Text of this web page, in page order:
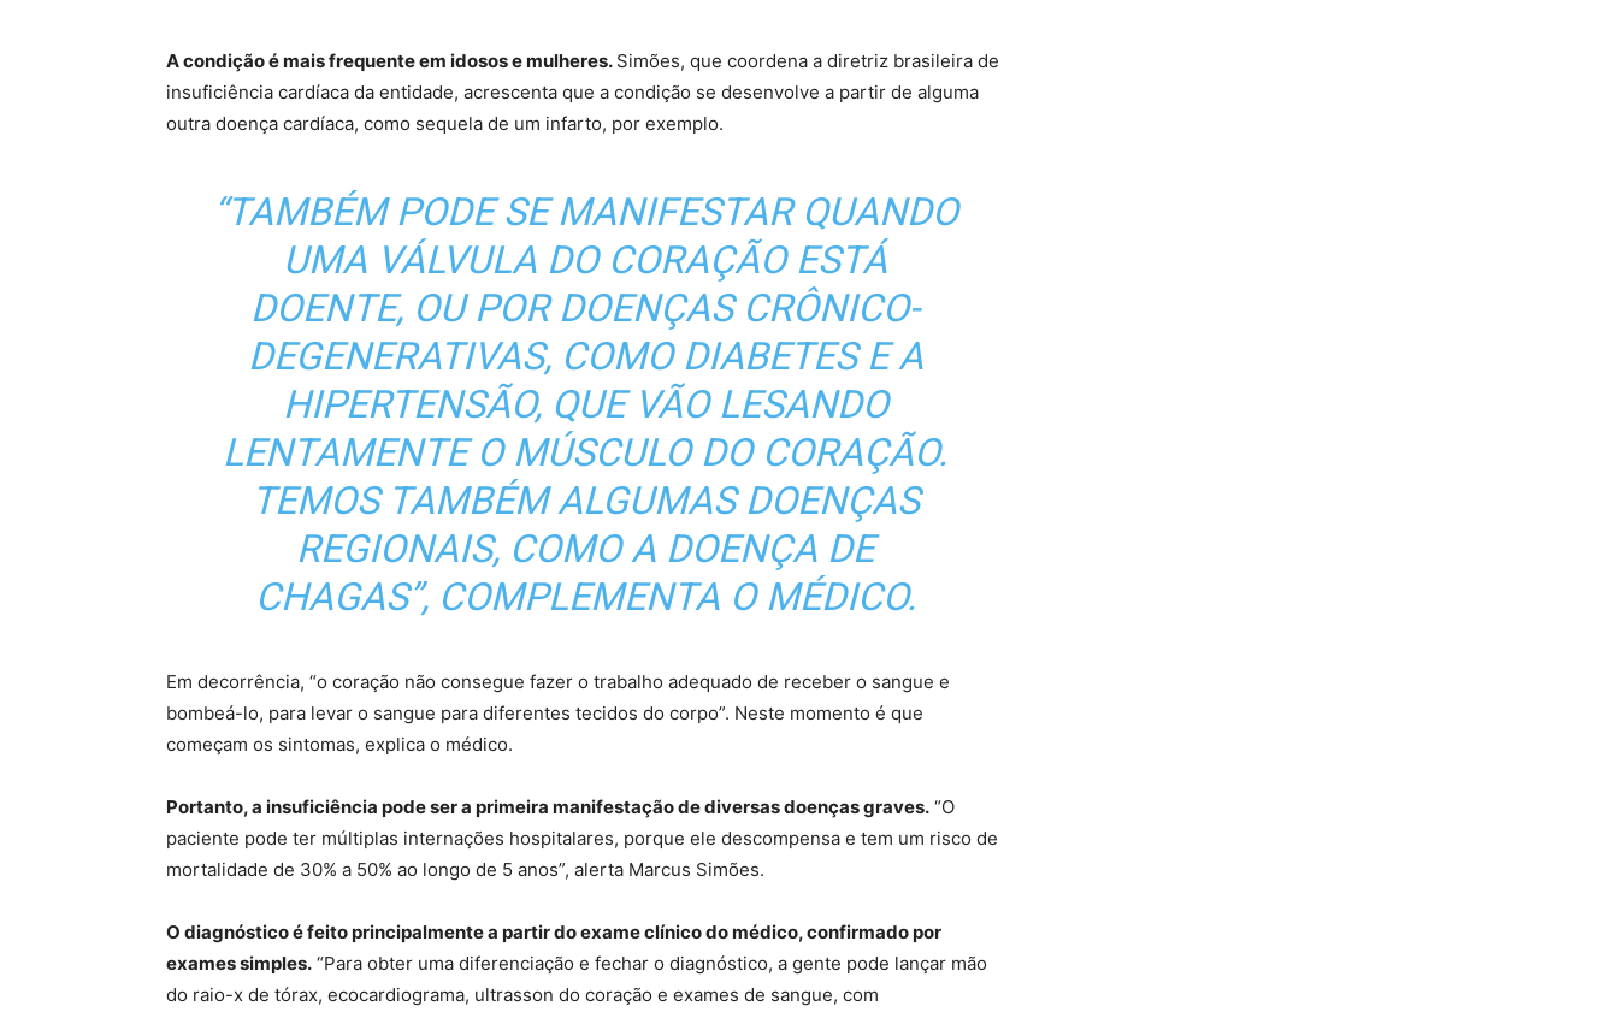
A condição é mais frequente em idosos e mulheres. Simões, que coordena a diretriz brasileira de
insuficiência cardíaca da entidade, acrescenta que a condição se desenvolve a partir de alguma
outra doença cardíaca, como sequela de um infarto, por exemplo.
“TAMBÉM PODE SE MANIFESTAR QUANDO
UMA VÁLVULA DO CORAÇÃO ESTÁ
DOENTE, OU POR DOENÇAS CRÔNICO-
DEGENERATIVAS, COMO DIABETES E A
HIPERTENSÃO, QUE VÃO LESANDO
LENTAMENTE O MÚSCULO DO CORAÇÃO.
TEMOS TAMBÉM ALGUMAS DOENÇAS
REGIONAIS, COMO A DOENÇA DE
CHAGAS”, COMPLEMENTA O MÉDICO.
Em decorrência, “o coração não consegue fazer o trabalho adequado de receber o sangue e
bombeá-lo, para levar o sangue para diferentes tecidos do corpo”. Neste momento é que
começam os sintomas, explica o médico.
Portanto, a insuficiência pode ser a primeira manifestação de diversas doenças graves. “O
paciente pode ter múltiplas internações hospitalares, porque ele descompensa e tem um risco de
mortalidade de 30% a 50% ao longo de 5 anos”, alerta Marcus Simões.
O diagnóstico é feito principalmente a partir do exame clínico do médico, confirmado por
exames simples. “Para obter uma diferenciação e fechar o diagnóstico, a gente pode lançar mão
do raio-x de tórax, ecocardiograma, ultrasson do coração e exames de sangue, com